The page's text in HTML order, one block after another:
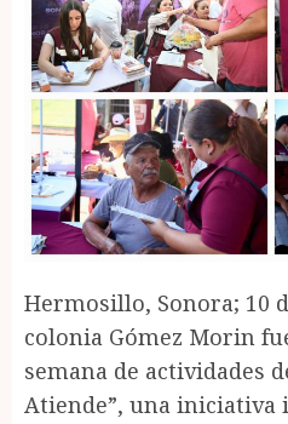
Hermosillo, Sonora; 10
colonia Gómez Morin
semana de actividades
Atiende”, una iniciativa